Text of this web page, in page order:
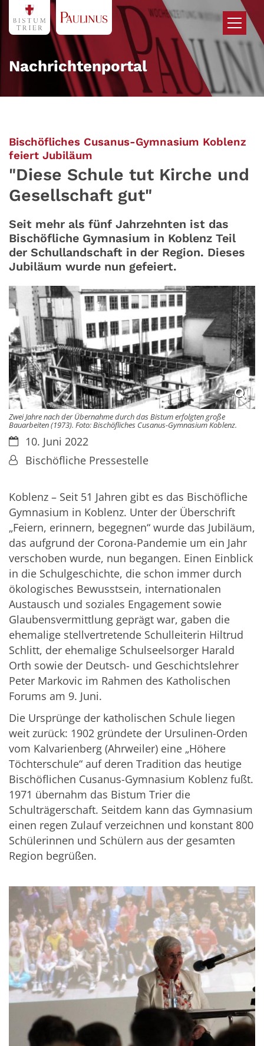
Zum Inhalt springen
Nachrichtenportal
Bischöfliches Cusanus-Gymnasium Koblenz
feiert Jubiläum
"Diese Schule tut Kirche und
Gesellschaft gut"
Seit mehr als fünf Jahrzehnten ist das
Bischöfliche Gymnasium in Koblenz Teil
der Schullandschaft in der Region. Dieses
Jubiläum wurde nun gefeiert.
Zwei Jahre nach der Übernahme durch das Bistum erfolgten große
Bauarbeiten (1973). Foto: Bischöfliches Cusanus-Gymnasium Koblenz.
Datum:10. Juni 2022
Von:Bischöfliche Pressestelle
Koblenz – Seit 51 Jahren gibt es das Bischöfliche
Gymnasium in Koblenz. Unter der Überschrift
„Feiern, erinnern, begegnen“ wurde das Jubiläum,
das aufgrund der Corona-Pandemie um ein Jahr
verschoben wurde, nun begangen. Einen Einblick
in die Schulgeschichte, die schon immer durch
ökologisches Bewusstsein, internationalen
Austausch und soziales Engagement sowie
Glaubensvermittlung geprägt war, gaben die
ehemalige stellvertretende Schulleiterin Hiltrud
Schlitt, der ehemalige Schulseelsorger Harald
Orth sowie der Deutsch- und Geschichtslehrer
Peter Markovic im Rahmen des Katholischen
Forums am 9. Juni.
Die Ursprünge der katholischen Schule liegen
weit zurück: 1902 gründete der Ursulinen-Orden
vom Kalvarienberg (Ahrweiler) eine „Höhere
Töchterschule“ auf deren Tradition das heutige
Bischöflichen Cusanus-Gymnasium Koblenz fußt.
1971 übernahm das Bistum Trier die
Schulträgerschaft. Seitdem kann das Gymnasium
einen regen Zulauf verzeichnen und konstant 800
Schülerinnen und Schülern aus der gesamten
Region begrüßen.